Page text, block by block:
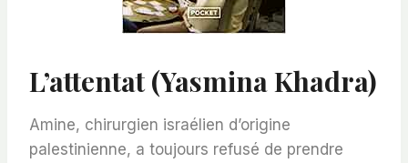
L’attentat (Yasmina Khadra)
Amine, chirurgien israélien d’origine
palestinienne, a toujours refusé de prendre